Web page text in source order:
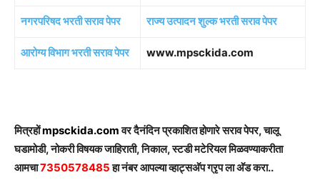
नगरपरिषद भरती सराव पेपर राज्य उत्पादन शुल्क भरती सराव पेपर
आरोग्य विभाग भरती सराव पेपर www.mpsckida.com
मित्रहोंmpsckida.comवर दैनंदिन प्रकाशित होणारे सराव पेपर, चालू
घडामोडी, नोकरी विषयक जाहिराती, निकाल, स्टडी मटेरियल मिळवण्याकरीता
आमचा7350578485हा नंबर आपल्या व्हाट्सअ‍ॅप ग्रृप ला अ‍ॅड करा..